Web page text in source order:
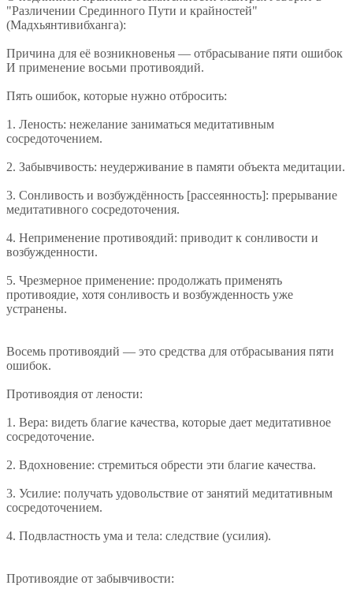
"Различении Срединного Пути и крайностей"
(Мадхьянтивибханга):
Причина для её возникновенья — отбрасывание пяти ошибок
И применение восьми противоядий.
Пять ошибок, которые нужно отбросить:
1. Леность: нежелание заниматься медитативным
сосредоточением.
2. Забывчивость: неудерживание в памяти объекта медитации.
3. Сонливость и возбуждённость [рассеянность]: прерывание
медитативного сосредоточения.
4. Неприменение противоядий: приводит к сонливости и
возбужденности.
5. Чрезмерное применение: продолжать применять
противоядие, хотя сонливость и возбужденность уже
устранены.
Восемь противоядий — это средства для отбрасывания пяти
ошибок.
Противоядия от лености:
1. Вера: видеть благие качества, которые дает медитативное
сосредоточение.
2. Вдохновение: стремиться обрести эти благие качества.
3. Усилие: получать удовольствие от занятий медитативным
сосредоточением.
4. Подвластность ума и тела: следствие (усилия).
Противоядие от забывчивости: